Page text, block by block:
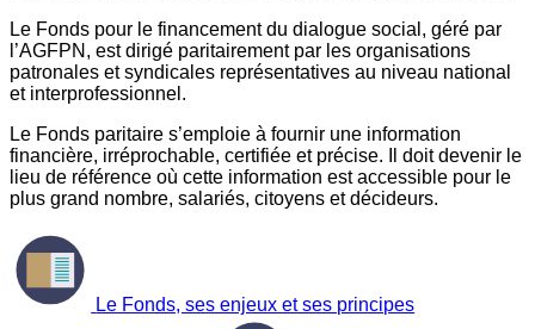
Le Fonds pour le financement du dialogue social, géré par
l’AGFPN, est dirigé paritairement par les organisations
patronales et syndicales représentatives au niveau national
et interprofessionnel.
Le Fonds paritaire s’emploie à fournir une information
financière, irréprochable, certifiée et précise. Il doit devenir le
lieu de référence où cette information est accessible pour le
plus grand nombre, salariés, citoyens et décideurs.
Le Fonds, ses enjeux et ses principes